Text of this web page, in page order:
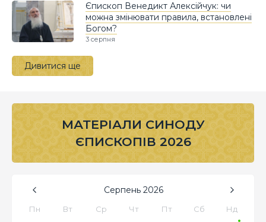
Єпископ Венедикт Алексійчук: чи
можна змінювати правила, встановлені
Богом?
3 серпня
Дивитися ще
МАТЕРІАЛИ СИНОДУ
ЄПИСКОПІВ 2026
Серпень 2026
Пн Вт Ср Чт Пт Сб Нд